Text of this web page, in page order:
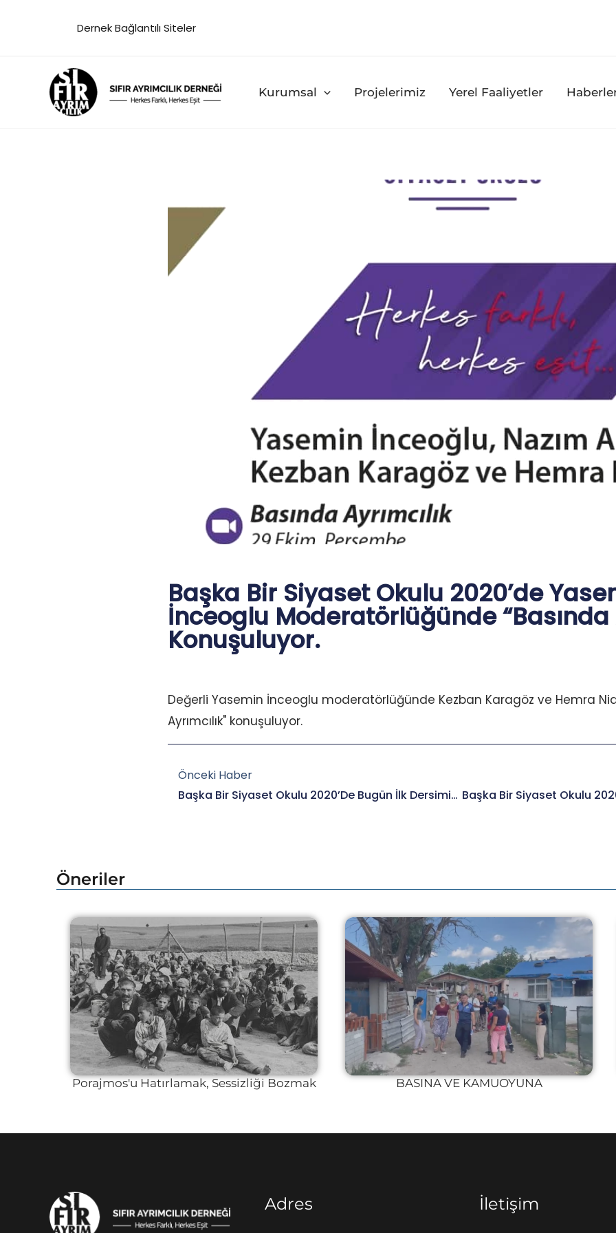
Dernek Bağlantılı Siteler
Kurumsal Projelerimiz Yerel Faaliyetler
Başka Bir Siyaset Okulu 2020’de
İnceoglu Moderatörlüğünde “Basında
Konuşuluyor.
Değerli Yasemin İnceoglu moderatörlüğünde Kezban Karagöz ve Hemra
Ayrımcılık" konuşuluyor.
Önceki Haber
Başka Bir Siyaset Okulu 2020’de Bugün İlk Dersimiz Güneşin Aydemir’le.
Öneriler
Porajmos'u Hatırlamak, Sessizliği Bozmak BASINA VE KAMUOYUNA
Adres İletişim